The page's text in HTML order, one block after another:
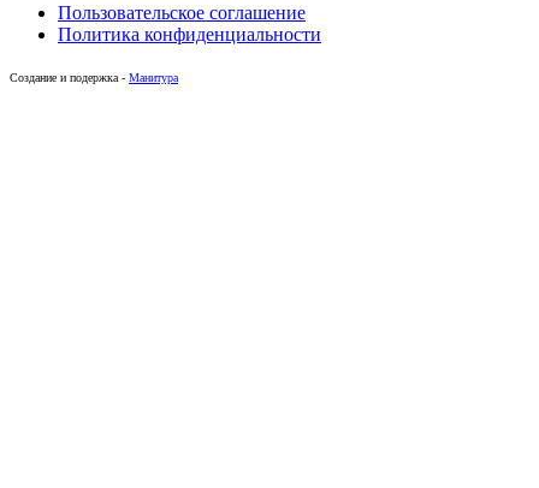
Пользовательское соглашение
Политика конфиденциальности
Создание и подержка - Манитура